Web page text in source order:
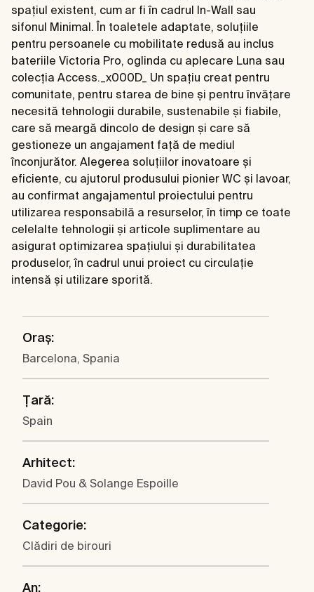
spațiul existent, cum ar fi în cadrul In-Wall sau
sifonul Minimal. În toaletele adaptate, soluțiile
pentru persoanele cu mobilitate redusă au inclus
bateriile Victoria Pro, oglinda cu aplecare Luna sau
colecția Access._x000D_ Un spațiu creat pentru
comunitate, pentru starea de bine și pentru învățare
necesită tehnologii durabile, sustenabile și fiabile,
care să meargă dincolo de design și care să
gestioneze un angajament față de mediul
înconjurător. Alegerea soluțiilor inovatoare și
eficiente, cu ajutorul produsului pionier WC și lavoar,
au confirmat angajamentul proiectului pentru
utilizarea responsabilă a resurselor, în timp ce toate
celelalte tehnologii și articole suplimentare au
asigurat optimizarea spațiului și durabilitatea
produselor, în cadrul unui proiect cu circulație
intensă și utilizare sporită.
Oraș:
Barcelona, Spania
Țară:
Spain
Arhitect:
David Pou & Solange Espoille
Categorie:
Clădiri de birouri
An: